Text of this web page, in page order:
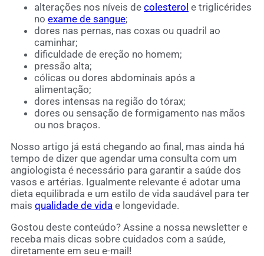
alterações nos níveis de colesterol e triglicérides
no exame de sangue;
dores nas pernas, nas coxas ou quadril ao
caminhar;
dificuldade de ereção no homem;
pressão alta;
cólicas ou dores abdominais após a
alimentação;
dores intensas na região do tórax;
dores ou sensação de formigamento nas mãos
ou nos braços.
Nosso artigo já está chegando ao final, mas ainda há
tempo de dizer que agendar uma consulta com um
angiologista é necessário para garantir a saúde dos
vasos e artérias. Igualmente relevante é adotar uma
dieta equilibrada e um estilo de vida saudável para ter
mais qualidade de vida e longevidade.
Gostou deste conteúdo? Assine a nossa newsletter e
receba mais dicas sobre cuidados com a saúde,
diretamente em seu e-mail!